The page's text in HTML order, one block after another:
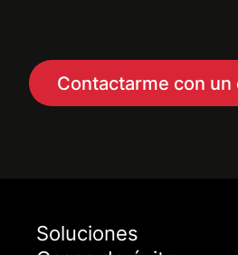
Contactarme con un
Soluciones